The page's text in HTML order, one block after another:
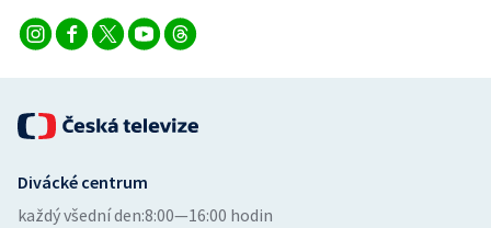
Divácké centrum
každý všední den:8:00—16:00 hodin